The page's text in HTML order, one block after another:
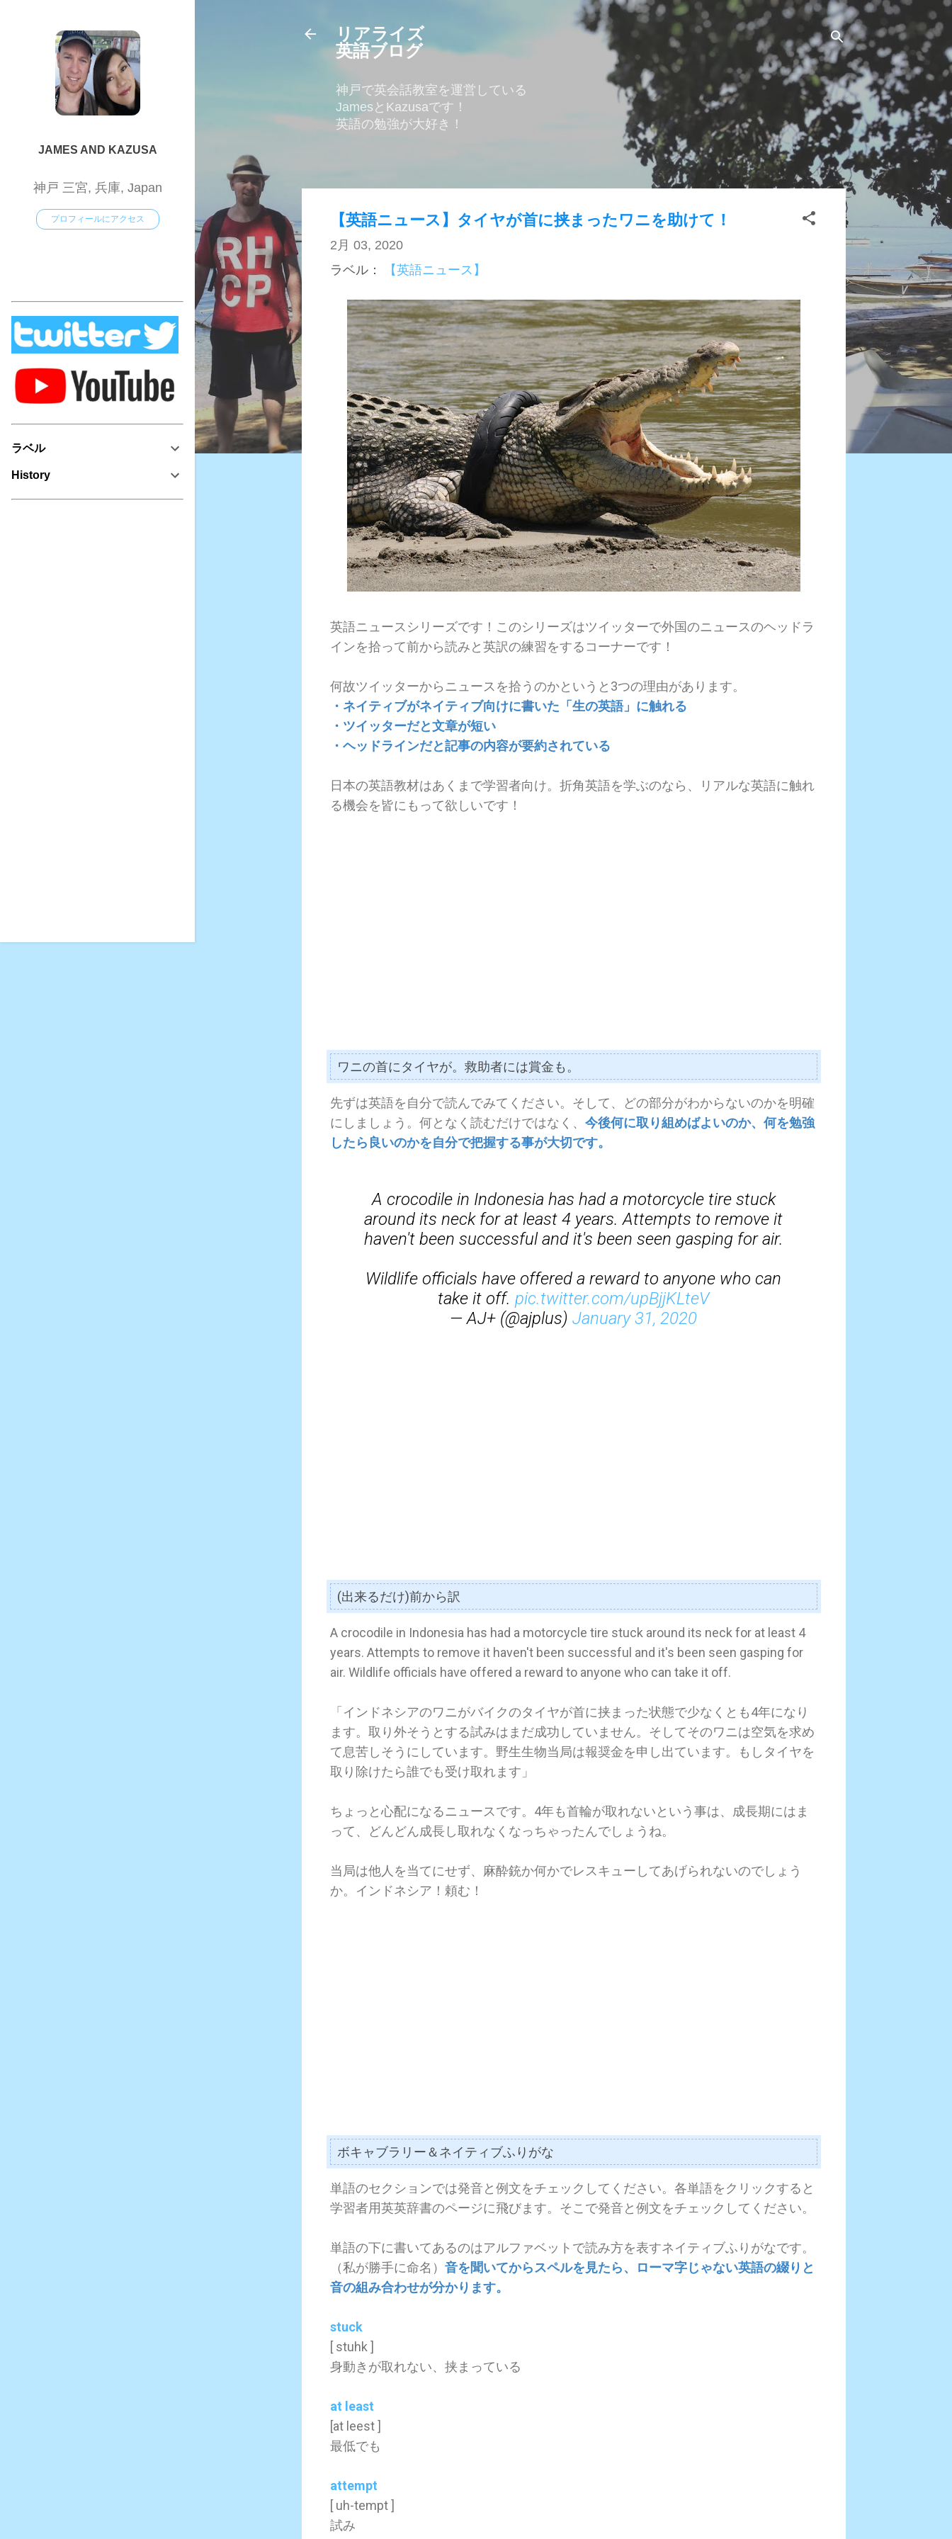
スキップしてメイン コンテンツに移動
リアライズ
英語ブログ
神戸で英会話教室を運営している
JamesとKazusaです！
英語の勉強が大好き！
【英語ニュース】タイヤが首に挟まったワニを助けて！
2月 03, 2020
ラベル： 【英語ニュース】
英語ニュースシリーズです！このシリーズはツイッターで外国のニュースのヘッドラ
インを拾って前から読みと英訳の練習をするコーナーです！
何故ツイッターからニュースを拾うのかというと3つの理由があります。
・ネイティブがネイティブ向けに書いた「生の英語」に触れる
・ツイッターだと文章が短い
・ヘッドラインだと記事の内容が要約されている
日本の英語教材はあくまで学習者向け。折角英語を学ぶのなら、リアルな英語に触れ
る機会を皆にもって欲しいです！
ワニの首にタイヤが。救助者には賞金も。
先ずは英語を自分で読んでみてください。そして、どの部分がわからないのかを明確
にしましょう。何となく読むだけではなく、 今後何に取り組めばよいのか、何を勉強
したら良いのかを自分で把握する事が大切です。
A crocodile in Indonesia has had a motorcycle tire stuck
around its neck for at least 4 years. Attempts to remove it
haven't been successful and it's been seen gasping for air.
Wildlife officials have offered a reward to anyone who can
take it off. pic.twitter.com/upBjjKLteV
— AJ+ (@ajplus) January 31, 2020
(出来るだけ)前から訳
A crocodile in Indonesia has had a motorcycle tire stuck around its neck for at least 4
years. Attempts to remove it haven't been successful and it's been seen gasping for
air. Wildlife officials have offered a reward to anyone who can take it off.
「インドネシアのワニがバイクのタイヤが首に挟まった状態で少なくとも4年になり
ます。取り外そうとする試みはまだ成功していません。そしてそのワニは空気を求め
て息苦しそうにしています。野生生物当局は報奨金を申し出ています。もしタイヤを
取り除けたら誰でも受け取れます」
ちょっと心配になるニュースです。4年も首輪が取れないという事は、成長期にはま
って、どんどん成長し取れなくなっちゃったんでしょうね。
当局は他人を当てにせず、麻酔銃か何かでレスキューしてあげられないのでしょう
か。インドネシア！頼む！
ボキャブラリー＆ネイティブふりがな
単語のセクションでは発音と例文をチェックしてください。各単語をクリックすると
学習者用英英辞書のページに飛びます。そこで発音と例文をチェックしてください。
単語の下に書いてあるのはアルファベットで読み方を表すネイティブふりがなです。
（私が勝手に命名） 音を聞いてからスペルを見たら、ローマ字じゃない英語の綴りと
音の組み合わせが分かります。
stuck
[ stuhk ]
身動きが取れない、挟まっている
at least
[at leest ]
最低でも
attempt
[ uh-tempt ]
試み
JAMES AND KAZUSA
神戸 三宮, 兵庫, Japan
プロフィールにアクセス
ラベル
History